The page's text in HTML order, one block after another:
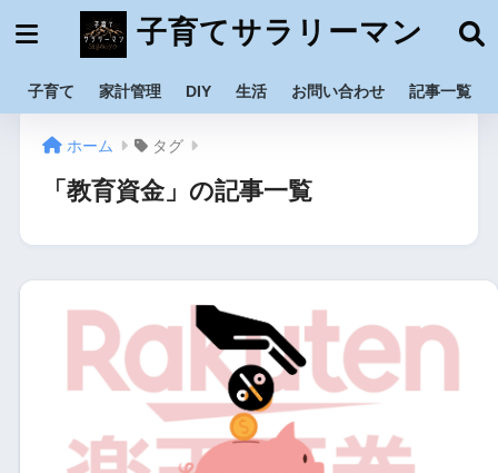
子育てサラリーマン
子育て 家計管理 DIY 生活 お問い合わせ 記事一覧
ホーム タグ
「教育資金」の記事一覧